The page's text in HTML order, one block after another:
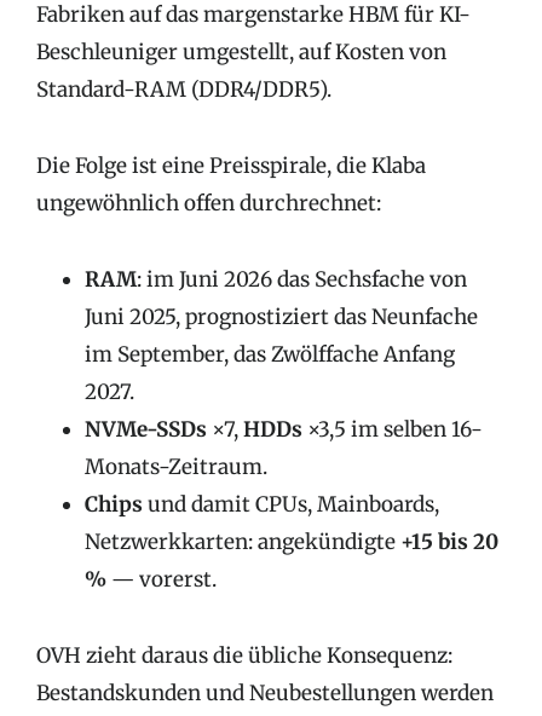
Fabriken auf das margenstarke HBM für KI-
Beschleuniger umgestellt, auf Kosten von
Standard-RAM (DDR4/DDR5).
Die Folge ist eine Preisspirale, die Klaba
ungewöhnlich offen durchrechnet:
RAM: im Juni 2026 das Sechsfache von
Juni 2025, prognostiziert das Neunfache
im September, das Zwölffache Anfang
2027.
NVMe-SSDs ×7,HDDs ×3,5 im selben 16-
Monats-Zeitraum.
Chips und damit CPUs, Mainboards,
Netzwerkkarten: angekündigte +15 bis 20
% — vorerst.
OVH zieht daraus die übliche Konsequenz:
Bestandskunden und Neubestellungen werden